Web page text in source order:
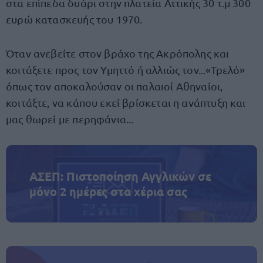
στα επίπεδα δυάρι στην πλατεία Αττικής 30 τ.μ 300
ευρώ κατασκευής του 1970.
Όταν ανεβείτε στον βράχο της Ακρόπολης και
κοιτάξετε προς τον Υμηττό ή αλλιώς τον...«Τρελό»
όπως τον αποκαλούσαν οι παλαιοί Αθηναίοι,
κοιτάξτε, να κάπου εκεί βρίσκεται η ανάπτυξη και
μας θωρεί με περηφάνια...
ΑΣΕΠ: Πιστοποίηση Αγγλικών σε
μόνο 2 ημέρες στα χέρια σας